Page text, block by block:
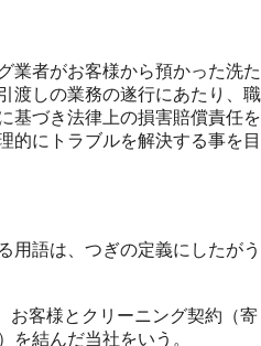
業者がお客様から預かった洗た
渡しの業務の遂行にあたり、職
基づき法律上の損害賠償責任を
的にトラブルを解決する事を目
用語は、つぎの定義にしたがう
お客様とクリーニング契約（寄
を結んだ当社をいう。